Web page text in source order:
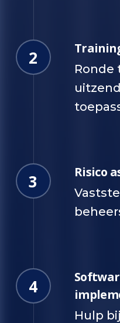
2
Ronde
3 Risico
4
Hulp